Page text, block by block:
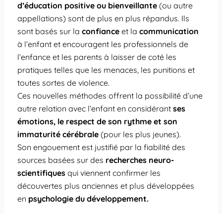
d’éducation positive ou bienveillante(ou autre
appellations) sont de plus en plus répandus. Ils
sont basés sur la confianceet la communication
à l’enfant et encouragent les professionnels de
l’enfance et les parents à laisser de coté les
pratiques telles que les menaces, les punitions et
toutes sortes de violence.
Ces nouvelles méthodes offrent la possibilité d’une
autre relation avec l’enfant en considérant ses
émotions, le respect de son rythme et son
immaturité cérébrale(pour les plus jeunes).
Son engouement est justifié par la fiabilité des
sources basées sur des recherches neuro-
scientifiquesqui viennent confirmer les
découvertes plus anciennes et plus développées
en psychologie du développement.